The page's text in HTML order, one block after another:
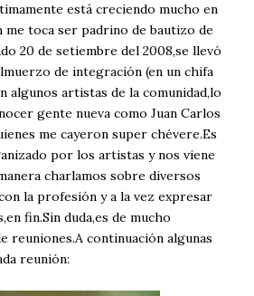
está creciendo mucho en
me toca ser padrino de bautizo de
20 de setiembre del 2008,se llevó
de integración (en un chifa
algunos artistas de la comunidad,lo
gente nueva como Juan Carlos
me cayeron super chévere.Es
por los artistas y nos viene
charlamos sobre diversos
la profesión y a la vez expresar
fin.Sin duda,es de mucho
reuniones.A continuación algunas
reunión: